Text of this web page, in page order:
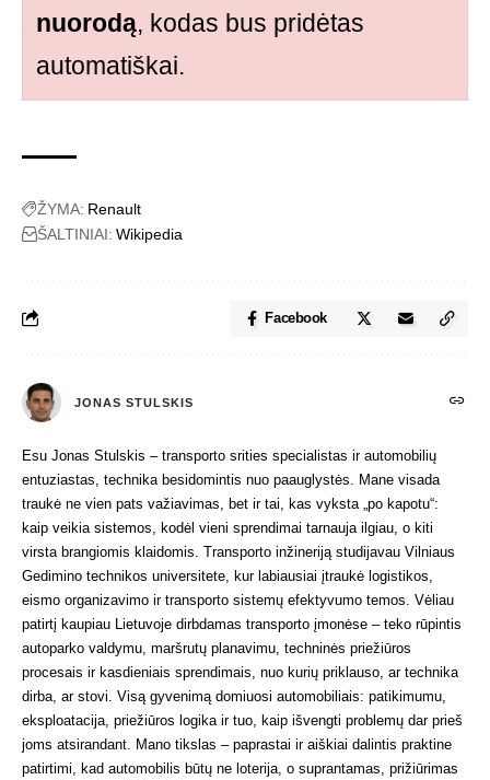
nuorodą, kodas bus pridėtas
automatiškai.
ŽYMA: Renault
ŠALTINIAI: Wikipedia
Facebook
JONAS STULSKIS
Esu Jonas Stulskis – transporto srities specialistas ir automobilių
entuziastas, technika besidomintis nuo paauglystės. Mane visada
traukė ne vien pats važiavimas, bet ir tai, kas vyksta „po kapotu“:
kaip veikia sistemos, kodėl vieni sprendimai tarnauja ilgiau, o kiti
virsta brangiomis klaidomis. Transporto inžineriją studijavau Vilniaus
Gedimino technikos universitete, kur labiausiai įtraukė logistikos,
eismo organizavimo ir transporto sistemų efektyvumo temos. Vėliau
patirtį kaupiau Lietuvoje dirbdamas transporto įmonėse – teko rūpintis
autoparko valdymu, maršrutų planavimu, techninės priežiūros
procesais ir kasdieniais sprendimais, nuo kurių priklauso, ar technika
dirba, ar stovi. Visą gyvenimą domiuosi automobiliais: patikimumu,
eksploatacija, priežiūros logika ir tuo, kaip išvengti problemų dar prieš
joms atsirandant. Mano tikslas – paprastai ir aiškiai dalintis praktine
patirtimi, kad automobilis būtų ne loterija, o suprantamas, prižiūrimas